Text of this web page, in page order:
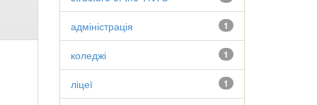
1
адміністрація
1
коледжі
1
ліцеї